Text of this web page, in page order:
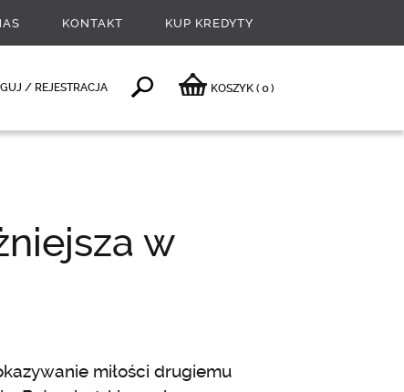
KONTAKT KUP KREDYTY
/ REJESTRACJA KOSZYK ( 0)
w
miłości drugiemu